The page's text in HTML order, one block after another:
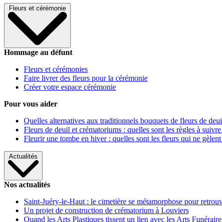
Fleurs et cérémonie
Hommage au défunt
Fleurs et cérémonies
Faire livrer des fleurs pour la cérémonie
Créer votre espace cérémonie
Pour vous aider
Quelles alternatives aux traditionnels bouquets de fleurs de
Fleurs de deuil et crématoriums : quelles sont les règles à
Fleurir une tombe en hiver : quelles sont les fleurs qui ne gèlent
Actualités
Nos actualités
Saint-Juéry-le-Haut : le cimetière se métamorphose pour
Un projet de construction de crématorium à Louviers
Quand les Arts Plastiques tissent un lien avec les Arts